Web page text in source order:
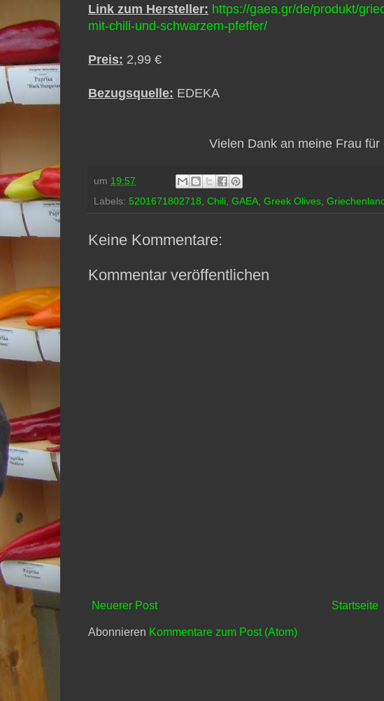
Link zum Hersteller: https://gaea.gr/de/produkt/
mit-chili-und-schwarzem-pfeffer/
Preis: 2,99 €
Bezugsquelle: EDEKA
Vielen Dank an meine Frau für
um 19:57
Labels: 5201671802718 Chili GAEA Greek Olives
Keine Kommentare:
Kommentar veröffentlichen
Neuerer Post Startseite
Abonnieren Kommentare zum Post (Atom)